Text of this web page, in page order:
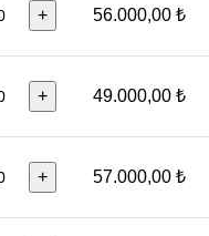
+ 56.000,00 ₺
+ 49.000,00 ₺
+ 57.000,00 ₺